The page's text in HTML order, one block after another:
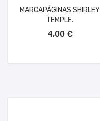
MARCAPÁGINAS SHIRLEY
TEMPLE.
4,00 €